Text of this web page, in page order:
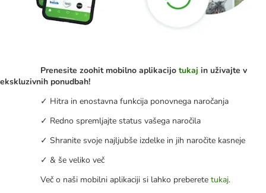
Prenesite zoohit mobilno aplikacijo tukaj in uživajte v
ekskluzivnih ponudbah!
✓ Hitra in enostavna funkcija ponovnega naročanja
✓ Redno spremljajte status vašega naročila
✓ Shranite svoje najljubše izdelke in jih naročite kasneje
✓ & še veliko več
Več o naši mobilni aplikaciji si lahko preberete tukaj.